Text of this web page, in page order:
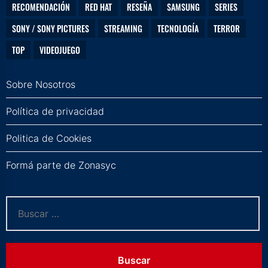
RECOMENDACIÓN
RED HAT RESEÑA SAMSUNG
SERIES
SONY / SONY PICTURES
STREAMING TECNOLOGÍA
TERROR
TOP
VIDEOJUEGO
Sobre Nosotros
Política de privacidad
Politica de Cookies
Formá parte de Zonasyc